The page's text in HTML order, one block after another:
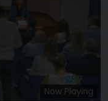
Now Playing